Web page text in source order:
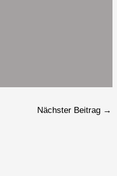
Nächster Beitrag →